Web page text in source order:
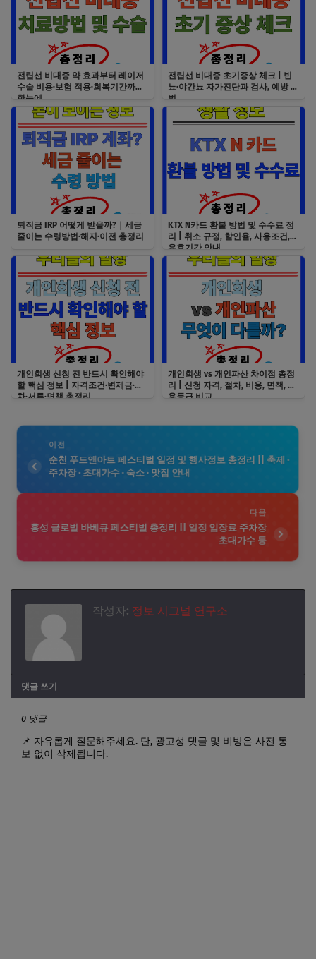
전립선 비대증 약 효과부터 레이저
수술 비용·보험 적용·회복기간까지
한눈에
전립선 비대증 초기증상 체크 | 빈
뇨·야간뇨 자가진단과 검사, 예방 방
법
퇴직금 IRP 어떻게 받을까?｜세금
줄이는 수령방법·해지·이전 총정리
KTX N카드 환불 방법 및 수수료 정
리 | 취소 규정, 할인율, 사용조건,
유효기간 안내
개인회생 신청 전 반드시 확인해야
할 핵심 정보 | 자격조건·변제금·절
차·서류·면책 총정리
개인회생 vs 개인파산 차이점 총정
리 | 신청 자격, 절차, 비용, 면책, 신
용등급 비교
이전
순천 푸드앤아트 페스티벌 일정 및 행사정보 총정리 || 축제 ·
주차장 · 초대가수 · 숙소 · 맛집 안내
다음
홍성 글로벌 바베큐 페스티벌 총정리 || 일정 입장료 주차장
초대가수 등
작성자: 정보 시그널 연구소
댓글 쓰기
0 댓글
📌 자유롭게 질문해주세요. 단, 광고성 댓글 및 비방은 사전 통
보 없이 삭제됩니다.